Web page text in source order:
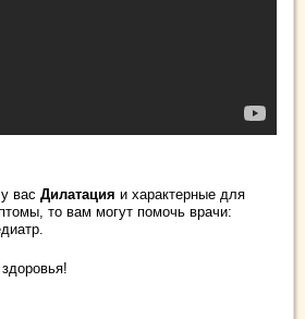
вас Дилатация и характерные для
то вам могут помочь врачи: